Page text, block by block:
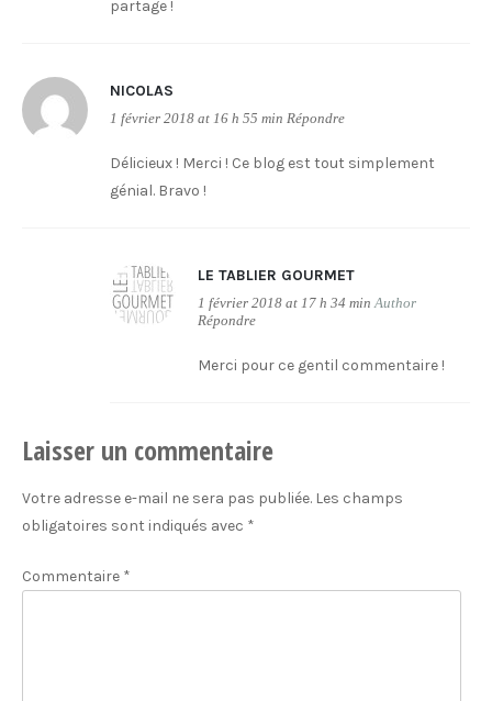
partage !
NICOLAS
1 février 2018 at 16 h 55 min Répondre
Délicieux ! Merci ! Ce blog est tout simplement
génial. Bravo !
LE TABLIER GOURMET
1 février 2018 at 17 h 34 min Author
Répondre
Merci pour ce gentil commentaire !
Laisser un commentaire
Votre adresse e-mail ne sera pas publiée. Les champs
obligatoires sont indiqués avec *
Commentaire *